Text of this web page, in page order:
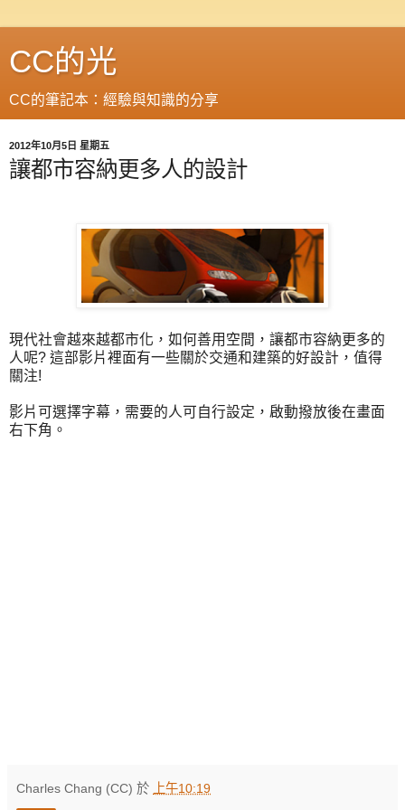
CC的光
CC的筆記本：經驗與知識的分享
2012年10月5日 星期五
讓都市容納更多人的設計
現代社會越來越都市化，如何善用空間，讓都市容納更多的
人呢? 這部影片裡面有一些關於交通和建築的好設計，值得
關注!
影片可選擇字幕，需要的人可自行設定，啟動撥放後在畫面
右下角。
Charles Chang (CC) 於 上午10:19